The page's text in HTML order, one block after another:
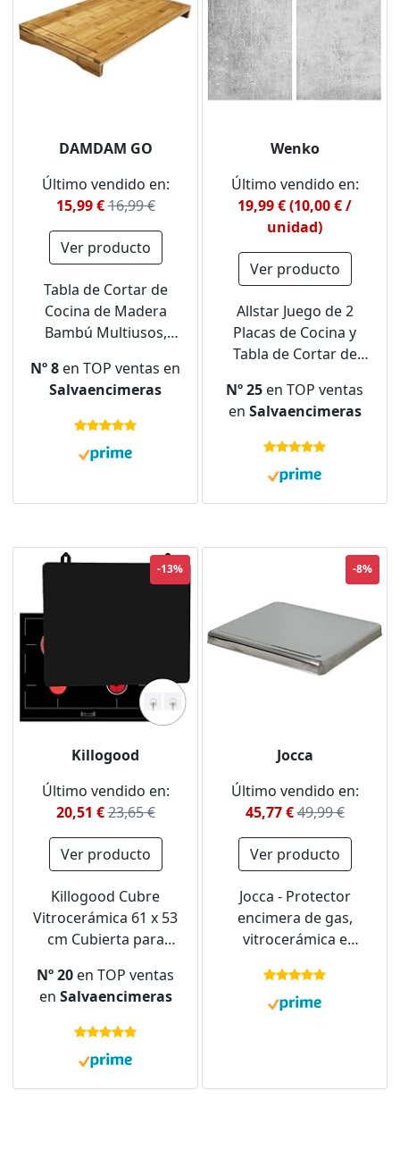
DAMDAM GO
Último vendido en:
15,99 €16,99 €
Ver producto
Tabla de Cortar de
Cocina de Madera
Bambú Multiusos,
Función de Protector
de Vitrocerámica
Nº 8 en TOP ventas en
Salvaencimeras
Wenko
Último vendido en:
19,99 € (10,00 € /
unidad)
Ver producto
Allstar Juego de 2
Placas de Cocina y
Tabla de Cortar de
Templado, Multicolor,
30 x 0,8 x 52 cm
Nº 25 en TOP ventas
en Salvaencimeras
-13%
Killogood
Último vendido en:
20,51 €23,65 €
Ver producto
Killogood Cubre
Vitrocerámica 61 x 53
cm Cubierta para
contra salpicaduras
Cubierta para placa
Induccion,
Nº 20 en TOP ventas
en Salvaencimeras
-8%
Jocca
Último vendido en:
45,77 €49,99 €
Ver producto
Jocca - Protector
encimera de gas,
vitrocerámica e
Encimera Gas | 52.5 x
60.5 x 5.5cm | Acero